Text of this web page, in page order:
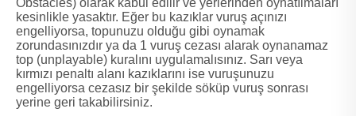
Obstacles) olarak kabul edilir ve yerlerinden oynatılmaları
kesinlikle yasaktır. Eğer bu kazıklar vuruş açınızı
engelliyorsa, topunuzu olduğu gibi oynamak
zorundasınızdır ya da 1 vuruş cezası alarak oynanamaz
top (unplayable) kuralını uygulamalısınız. Sarı veya
kırmızı penaltı alanı kazıklarını ise vuruşunuzu
engelliyorsa cezasız bir şekilde söküp vuruş sonrası
yerine geri takabilirsiniz.